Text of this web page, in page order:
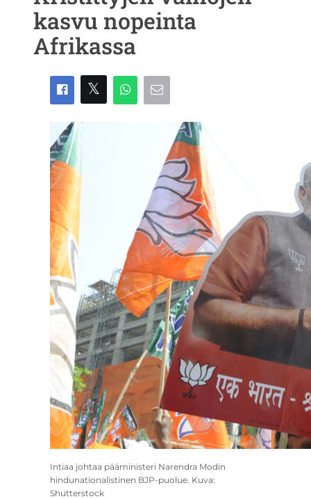
kasvu nopeinta
Afrikassa
Intiaa johtaa pääministeri Narendra Modin
hindunationalistinen BJP-puolue. Kuva:
Shutterstock